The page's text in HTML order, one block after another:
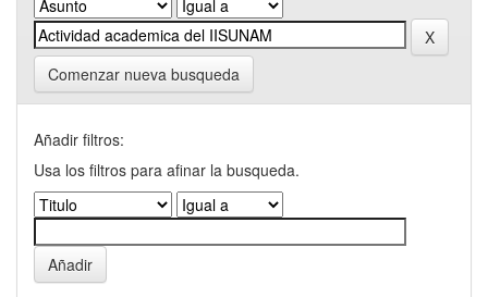
Comenzar nueva busqueda
Añadir filtros:
Usa los filtros para afinar la busqueda.